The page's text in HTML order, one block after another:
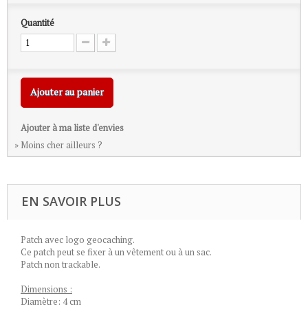
Quantité
Ajouter au panier
Ajouter à ma liste d'envies
» Moins cher ailleurs ?
EN SAVOIR PLUS
Patch avec logo geocaching.
Ce patch peut se fixer à un vêtement ou à un sac.
Patch non trackable.
Dimensions :
Diamètre: 4 cm